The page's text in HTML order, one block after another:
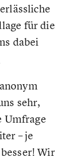
für die
dabei
sehr,
Umfrage
– je
Wir